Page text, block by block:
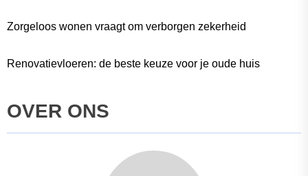
Zorgeloos wonen vraagt om verborgen zekerheid
Renovatievloeren: de beste keuze voor je oude huis
OVER ONS